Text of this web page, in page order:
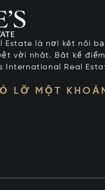
Estate là nơi kết nối
vời nhất. Bất kể
International Real
LỠ MỘT